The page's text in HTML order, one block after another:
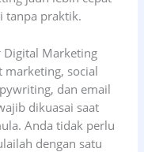
tanpa praktik.
Digital Marketing
marketing, social
dan email
dikuasai saat
Anda tidak perlu
dengan satu